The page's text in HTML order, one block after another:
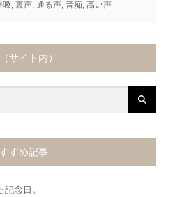
吸,裏声,通る声,音痴,高い声
サイト内）
すめ記事
念日。